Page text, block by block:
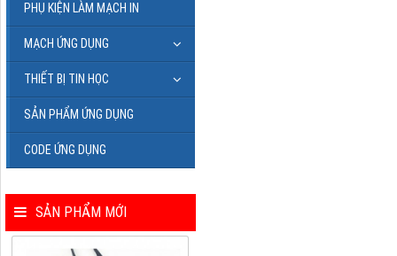
PHỤ KIỆN LÀM MẠCH IN
MẠCH ỨNG DỤNG
THIẾT BỊ TIN HỌC
SẢN PHẨM ỨNG DỤNG
CODE ỨNG DỤNG
SẢN PHẨM MỚI